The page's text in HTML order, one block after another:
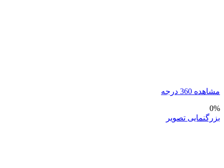
مشاهده 360 درجه
0%
بزرگنمایی تصویر